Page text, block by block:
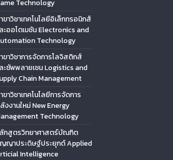
Technology
ขาวิชาเทคโนโลยีอิเล็กทรอนิกส์
ะออโตเมชัน Electronics and
Technology
ขาวิชาการจัดการโลจิสติกส์
ะซัพพลายเชน Logistics and
Chain Management
ขาวิชาเทคโนโลยีการจัดการ
งงานใหม่ New Energy
Technology
กสูตรวิทยาศาสตร์บัณฑิต
ญาประดิษฐ์ประยุกต์ Applied
Intelligence